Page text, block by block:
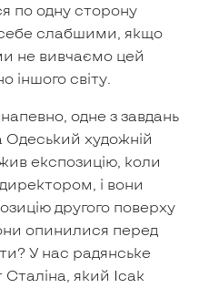
по одну сторону
слабшими, якщо
не вивчаємо цей
іншого світу.
одне з завдань
художній
експозицію, коли
і вони
другого поверху
опинилися перед
У нас радянське
який Ісак